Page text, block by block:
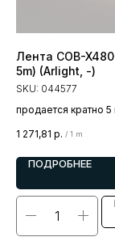
Лента COB-
5m) (Arlight, -)
SKU: 044577
продается кратно
1 271,81 р. / 1 m
ПОДРОБНЕЕ